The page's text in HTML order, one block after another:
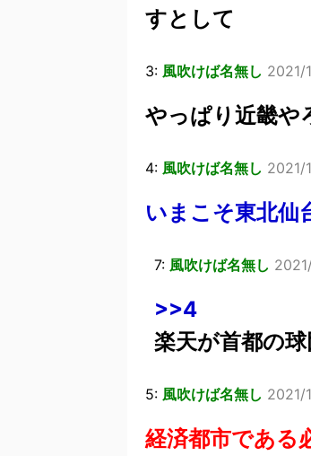
すとして
3: 風吹けば名無し 2021/
やっぱり近畿や
4: 風吹けば名無し 2021/
いまこそ東北仙
7: 風吹けば名無し
>>4
楽天が首都の
5: 風吹けば名無し 2021/
経済都市である